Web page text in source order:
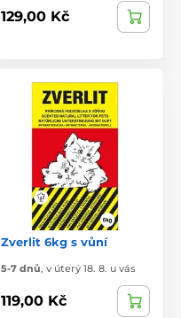
129,00 Kč
Zverlit 6kg s vůní
5-7 dnů, v úterý 18. 8. u vás
119,00 Kč